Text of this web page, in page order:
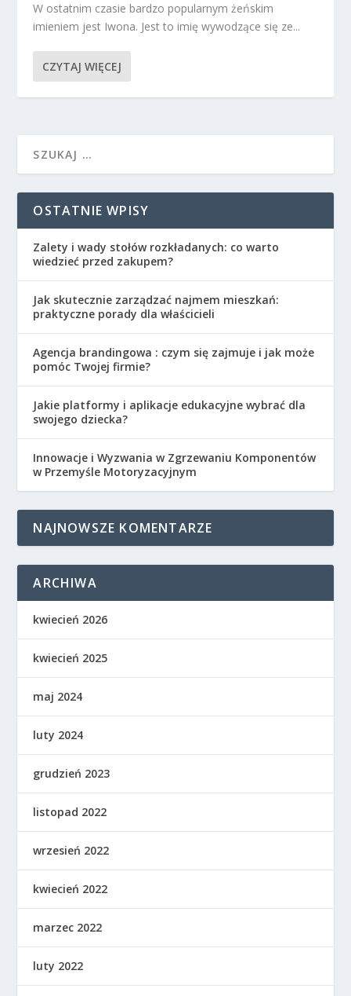
W ostatnim czasie bardzo popularnym żeńskim
imieniem jest Iwona. Jest to imię wywodzące się ze...
CZYTAJ WIĘCEJ
OSTATNIE WPISY
Zalety i wady stołów rozkładanych: co warto
wiedzieć przed zakupem?
Jak skutecznie zarządzać najmem mieszkań:
praktyczne porady dla właścicieli
Agencja brandingowa : czym się zajmuje i jak może
pomóc Twojej firmie?
Jakie platformy i aplikacje edukacyjne wybrać dla
swojego dziecka?
Innowacje i Wyzwania w Zgrzewaniu Komponentów
w Przemyśle Motoryzacyjnym
NAJNOWSZE KOMENTARZE
ARCHIWA
kwiecień 2026
kwiecień 2025
maj 2024
luty 2024
grudzień 2023
listopad 2022
wrzesień 2022
kwiecień 2022
marzec 2022
luty 2022